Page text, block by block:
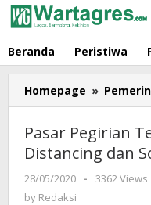
Skip
to
Beranda Peristiwa
Homepage »
Pasar Pegirian
Distancing dan
28/05/2020
by
-
3362 Views
by Redaksi